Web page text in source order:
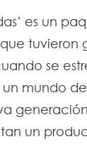
es un
se
mundo
un